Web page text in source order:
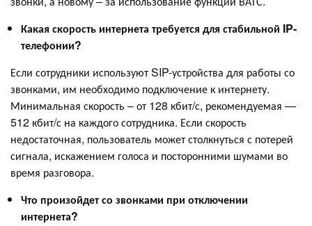
Какая скорость интернета требуется для стабильной IP-
телефонии?
Если сотрудники используют SIP-устройства для работы со
звонками, им необходимо подключение к интернету.
Минимальная скорость – от 128 кбит/с, рекомендуемая —
512 кбит/с на каждого сотрудника. Если скорость
недостаточная, пользователь может столкнуться с потерей
сигнала, искажением голоса и посторонними шумами во
время разговора.
Что произойдет со звонками при отключении
интернета?